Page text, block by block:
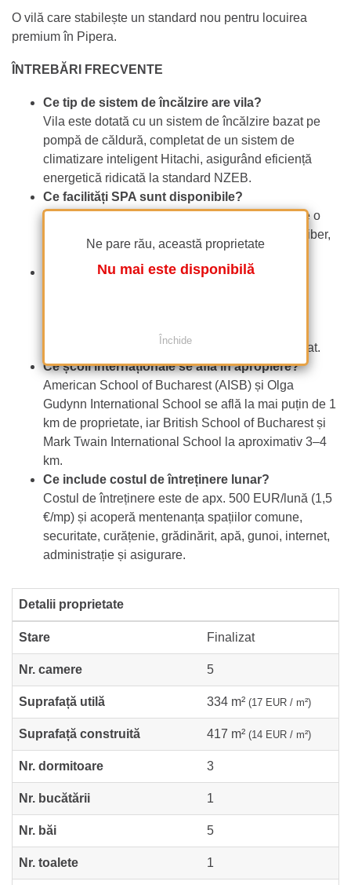
Ne pare rău, această proprietate
Nu mai este disponibilă
Închide
O vilă care stabilește un standard nou pentru locuirea
premium în Pipera.
ÎNTREBĂRI FRECVENTE
Ce tip de sistem de încălzire are vila?
Vila este dotată cu un sistem de încălzire bazat pe
pompă de căldură, completat de un sistem de
climatizare inteligent Hitachi, asigurând eficiență
energetică ridicată la standard NZEB.
Ce facilități SPA sunt disponibile?
Vila dispune de o zonă SPA privată care include o
saună cu vedere exterioară și un jacuzzi în aer liber,
amplasate în cadrul propriei proprietăți.
Ce facilități oferă comunitatea rezidențială?
toate accesibile în cadrul unui perimetru securizat.
Ce școli internaționale se află în apropiere?
American School of Bucharest (AISB) și Olga
Gudynn International School se află la mai puțin de 1
km de proprietate, iar British School of Bucharest și
Mark Twain International School la aproximativ 3–4
km.
Ce include costul de întreținere lunar?
Costul de întreținere este de apx. 500 EUR/lună (1,5
€/mp) și acoperă mentenanța spațiilor comune,
securitate, curățenie, grădinărit, apă, gunoi, internet,
administrație și asigurare.
Detalii proprietate
Stare Finalizat
Nr. camere 5
Suprafață utilă 334 m² (17 EUR / m²)
Suprafață construită 417 m² (14 EUR / m²)
Nr. dormitoare 3
Nr. bucătării 1
Nr. băi 5
Nr. toalete 1